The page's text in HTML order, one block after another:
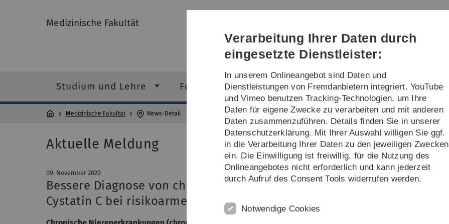
Direkt
Direkt
Direkt
(Sprache,
Drucken,
Social
Direkt
Direkt
Medizinische Fakultät
Studium und Lehre Forschung Akademische Laufbahn und Karriere
Medizinische Fakultät News-Detail
Aktuelle Meldung
09. November 2020
Bessere Diagnose von chronischer Niereninsuffizienz
Cystatin C bei risikoarmen Patienten genauer als Kreatinin
Verarbeitung Ihrer Daten durch
eingesetzte Dienstleister:
In unserem Onlineangebot sind Daten und
Dienstleistungen von Fremdanbietern integriert. YouTube
und Vimeo benutzen Tracking-Technologien, um Ihre
Daten für eigene Zwecke zu verarbeiten und mit anderen
Daten zusammenzuführen. Details finden Sie in unserer
Datenschutzerklärung. Mit Ihrer Auswahl willigen Sie ggf.
in die Verarbeitung Ihrer Daten zu den jeweiligen Zwecken
ein. Die Einwilligung ist freiwillig, für die Nutzung des
Onlineangebotes nicht erforderlich und kann jederzeit
durch Aufruf des Consent Tools widerrufen werden.
Notwendige Cookies